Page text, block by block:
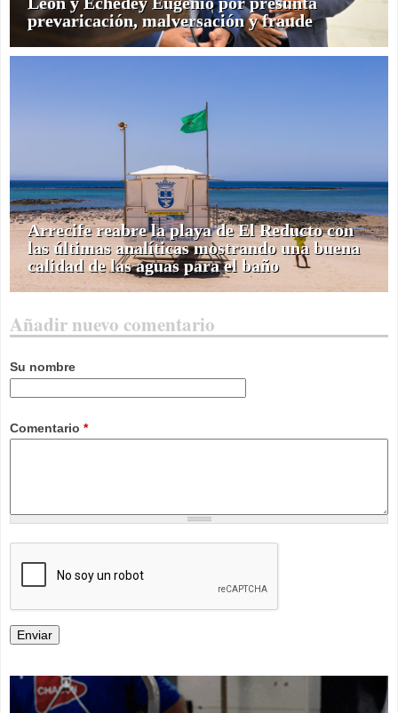
prevaricación, malversación y fraude
Arrecife reabre la playa de El Reducto con
las últimas analíticas mostrando una buena
calidad de las aguas para el baño
Añadir nuevo comentario
Su nombre
Comentario *